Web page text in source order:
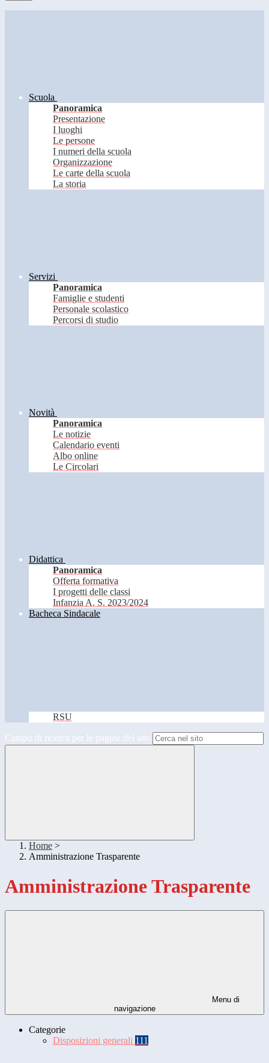
Scuola
Panoramica
Presentazione
I luoghi
Le persone
I numeri della scuola
Organizzazione
Le carte della scuola
La storia
Servizi
Panoramica
Famiglie e studenti
Personale scolastico
Percorsi di studio
Novità
Panoramica
Le notizie
Calendario eventi
Albo online
Le Circolari
Didattica
Panoramica
Offerta formativa
I progetti delle classi
Infanzia A. S. 2023/2024
Bacheca Sindacale
RSU
Campo di ricerca per le pagine del sito
Home >
Amministrazione Trasparente
Amministrazione Trasparente
Menu di
navigazione
Categorie
Disposizioni generali 111